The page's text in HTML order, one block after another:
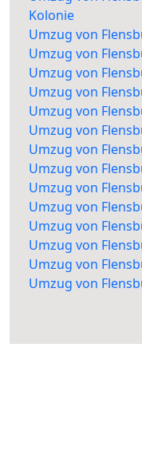
Kolonie
Umzug von
Umzug von
Umzug von
Umzug von
Umzug von
Umzug von
Umzug von
Umzug von
Umzug von
Umzug von
Umzug von
Umzug von
Umzug von
Umzug von